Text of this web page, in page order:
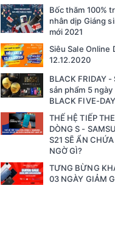
Bốc thăm 100%
nhân dịp Giáng
mới 2021
Siêu Sale Online
12.12.2020
BLACK FRIDAY -
sản phẩm 5
BLACK FIVE-DAY
THẾ HỆ TIẾP
DÒNG S -
S21 SẼ ẨN
NGỜ GÌ?
TƯNG BỪNG
03 NGÀY GIẢM